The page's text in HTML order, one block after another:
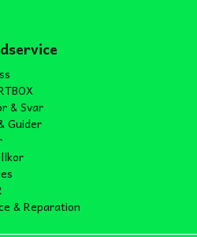
& Svar
Guider
& Reparation